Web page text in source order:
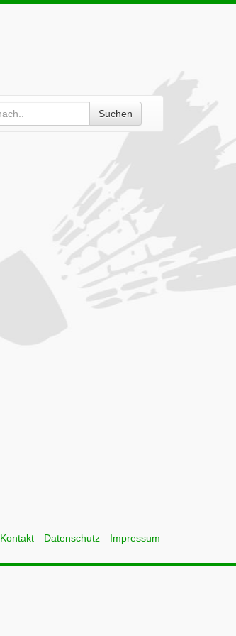
Suchen
Kontakt Datenschutz Impressum